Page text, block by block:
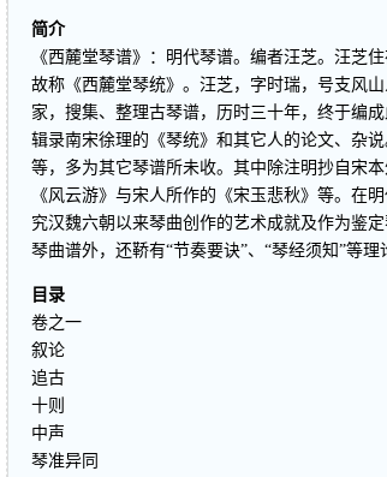
简介
《西麓堂琴谱》：明代琴谱。编者汪芝。汪芝
故称《西麓堂琴统》。汪芝，字时瑞，号支风
家，搜集、整理古琴谱，历时三十年，终于编
辑录南宋徐理的《琴统》和其它人的论文、杂
等，多为其它琴谱所未收。其中除注明抄自宋
《风云游》与宋人所作的《宋玉悲秋》等。在
究汉魏六朝以来琴曲创作的艺术成就及作为鉴
琴曲谱外，还鞒有“节奏要诀”、“琴经须知”等理
目录
卷之一
叙论
追古
十则
中声
琴准异同